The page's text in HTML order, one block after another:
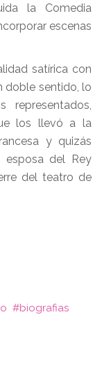
la Comedia
escenas
satírica con
doble sentido, lo
los llevó a la
y quizás
esposa del Rey
del teatro de
biografias